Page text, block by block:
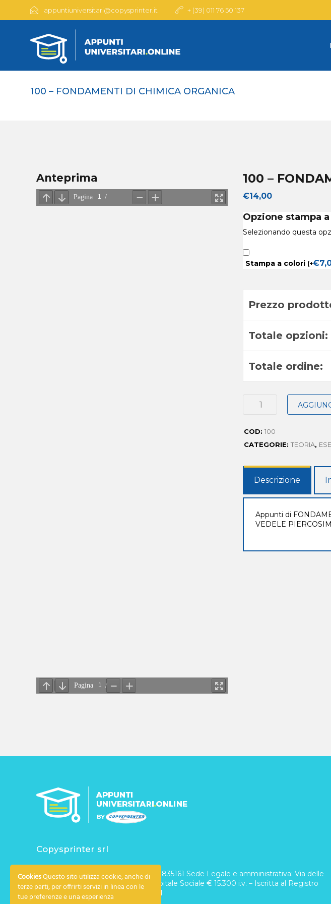
appuntiuniversitari@copysprinter.it + (39) 011 76 50 137
100 – FONDAMENTI DI CHIMICA ORGANICA
Anteprima 100 –
€14,00
Opzione stampa
Selezionando questa
Stampa a colori (+€
Prezzo
Totale opzioni:
Totale ordine:
COD: 100
CATEGORIE: TEORIA,
Descrizione
Appunti di
VEDELE
Copysprinter srl
C.F. e P. IVA 07090520011 – REA n. 835161 Sede Legale e amministrativa: Via delle
Rosine 4/B – 10123 Torino – Italy Capitale Sociale € 15.300 i.v. – Iscritta al Registro
Imprese di Torino al n. 07090520011
CookiesQuesto sito utilizza cookie, anche di
terze parti, per offrirti servizi in linea con le
tue preferenze e una esperienza